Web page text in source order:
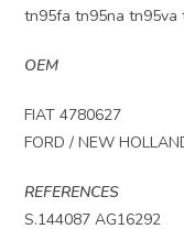
tn95fa tn95na
OEM
FIAT 4780627
FORD / NEW
REFERENCES
S.144087 AG16292